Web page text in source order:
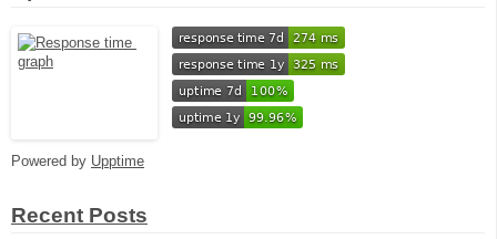
Powered by Upptime
Recent Posts